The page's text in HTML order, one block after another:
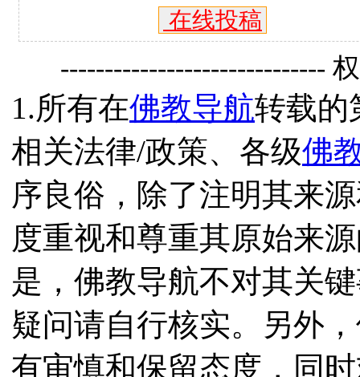
在线投稿
------------------------------
1.所有在佛教导航转载的
相关法律/政策、各级佛
序良俗，除了注明其来
度重视和尊重其原始来
是，佛教导航不对其关
疑问请自行核实。另外
有审慎和保留态度，同